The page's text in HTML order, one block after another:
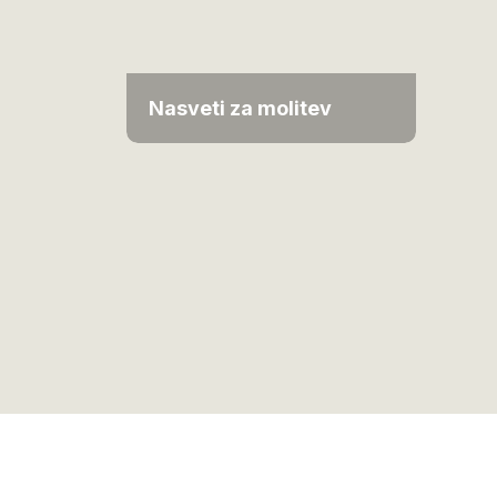
Nasveti za molitev